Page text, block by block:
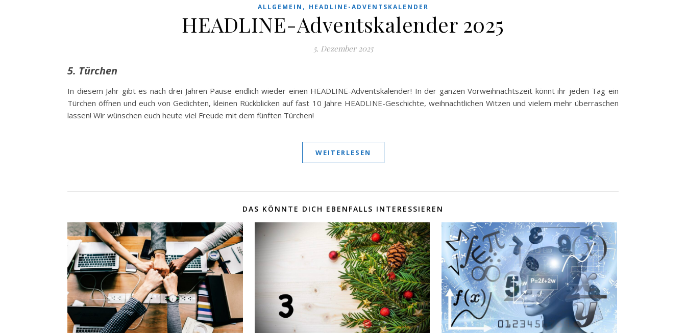
ALLGEMEIN , HEADLINE-ADVENTSKALENDER
HEADLINE-Adventskalender 2025
5. Dezember 2025
5. Türchen
In diesem Jahr gibt es nach drei Jahren Pause endlich wieder einen HEADLINE-Adventskalender! In der ganzen Vorweihnachtszeit könnt ihr jeden Tag ein
Türchen öffnen und euch von Gedichten, kleinen Rückblicken auf fast 10 Jahre HEADLINE-Geschichte, weihnachtlichen Witzen und vielem mehr überraschen
lassen! Wir wünschen euch heute viel Freude mit dem fünften Türchen!
WEITERLESEN
DAS KÖNNTE DICH EBENFALLS INTERESSIEREN